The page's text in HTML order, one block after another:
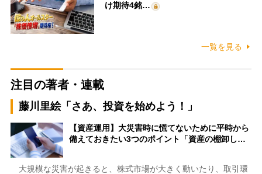
け期待4銘…
一覧を見る
注目の著者・連載
藤川里絵「さあ、投資を始めよう！」
【資産運用】大災害時に慌てないために平時から
備えておきたい3つのポイント「資産の棚卸し…
大規模な災害が起きると、株式市場が大きく動いたり、取引環